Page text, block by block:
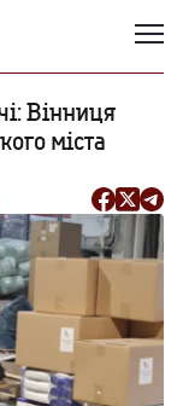
Вінниця
міста